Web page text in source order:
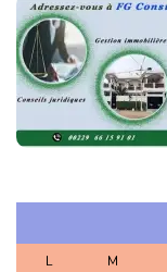
L M